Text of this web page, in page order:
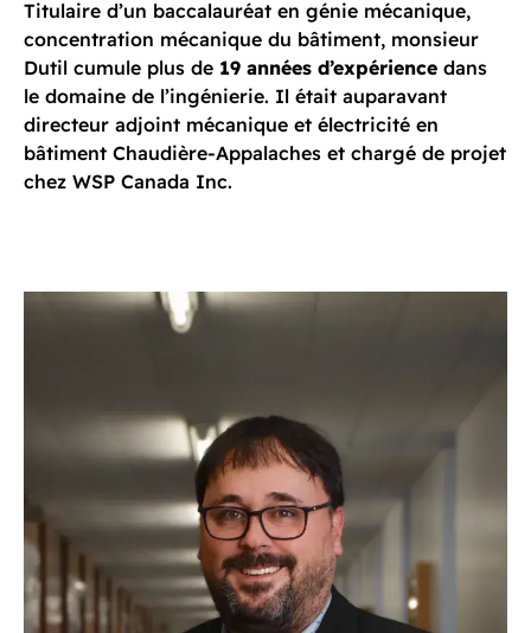
Titulaire d’un baccalauréat en génie mécanique,
concentration mécanique du bâtiment, monsieur
Dutil cumule plus de 19 années d’expérience dans
le domaine de l’ingénierie. Il était auparavant
directeur adjoint mécanique et électricité en
bâtiment Chaudière-Appalaches et chargé de projet
chez WSP Canada Inc.